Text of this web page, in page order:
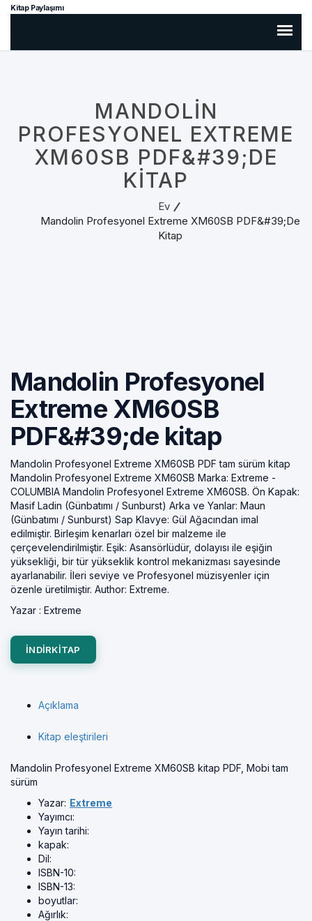
Kitap Paylaşımı
MANDOLIN
PROFESYONEL EXTREME
XM60SB PDF&#39;DE
KITAP
Ev
Mandolin Profesyonel Extreme XM60SB PDF&#39;de
Kitap
Mandolin Profesyonel
Extreme XM60SB
PDF&#39;de kitap
Mandolin Profesyonel Extreme XM60SB PDF tam sürüm kitap
Mandolin Profesyonel Extreme XM60SB Marka: Extreme -
COLUMBIA Mandolin Profesyonel Extreme XM60SB. Ön Kapak:
Masif Ladin (Günbatımı / Sunburst) Arka ve Yanlar: Maun
(Günbatımı / Sunburst) Sap Klavye: Gül Ağacından imal
edilmiştir. Birleşim kenarları özel bir malzeme ile
çerçevelendirilmiştir. Eşik: Asansörlüdür, dolayısı ile eşiğin
yüksekliği, bir tür yükseklik kontrol mekanizması sayesinde
ayarlanabilir. İleri seviye ve Profesyonel müzisyenler için
özenle üretilmiştir. Author: Extreme.
Yazar : Extreme
INDIRKITAP
Açıklama
Kitap eleştirileri
Mandolin Profesyonel Extreme XM60SB kitap PDF, Mobi tam
sürüm
Yazar: Extreme
Yayımcı:
Yayın tarihi:
kapak:
Dil:
ISBN-10:
ISBN-13:
boyutlar:
Ağırlık: